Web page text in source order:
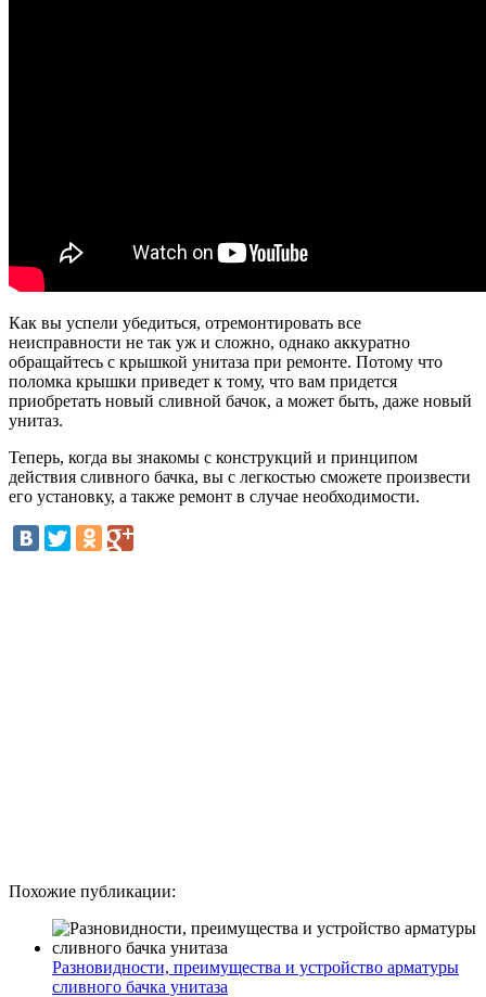
Как вы успели убедиться, отремонтировать все
неисправности не так уж и сложно, однако аккуратно
обращайтесь с крышкой унитаза при ремонте. Потому что
поломка крышки приведет к тому, что вам придется
приобретать новый сливной бачок, а может быть, даже новый
унитаз.
Теперь, когда вы знакомы с конструкций и принципом
действия сливного бачка, вы с легкостью сможете произвести
его установку, а также ремонт в случае необходимости.
Похожие публикации:
Разновидности, преимущества и устройство арматуры
сливного бачка унитаза